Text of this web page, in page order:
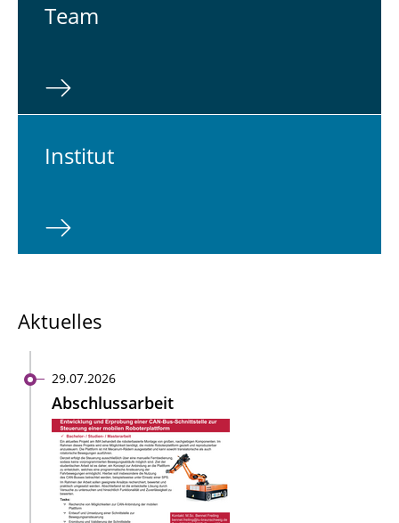
Team
In­sti­tut
Aktuelles
29.07.2026
Abschlussarbeit